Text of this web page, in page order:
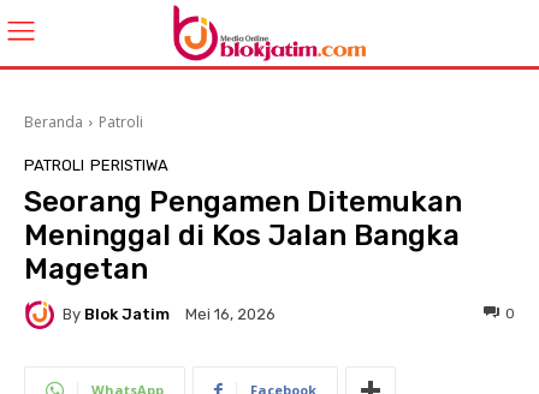
Beranda Patroli
PATROLI PERISTIWA
Seorang Pengamen Ditemukan
Meninggal di Kos Jalan Bangka
Magetan
By Blok Jatim Mei 16, 2026 0
WhatsApp Facebook